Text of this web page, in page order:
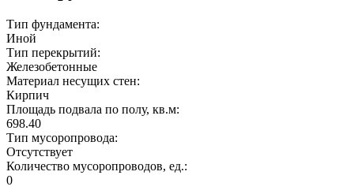
Тип фундамента:
Иной
Тип перекрытий:
Железобетонные
Материал несущих стен:
Кирпич
Площадь подвала по полу, кв.м:
698.40
Тип мусоропровода:
Отсутствует
Количество мусоропроводов, ед.:
0